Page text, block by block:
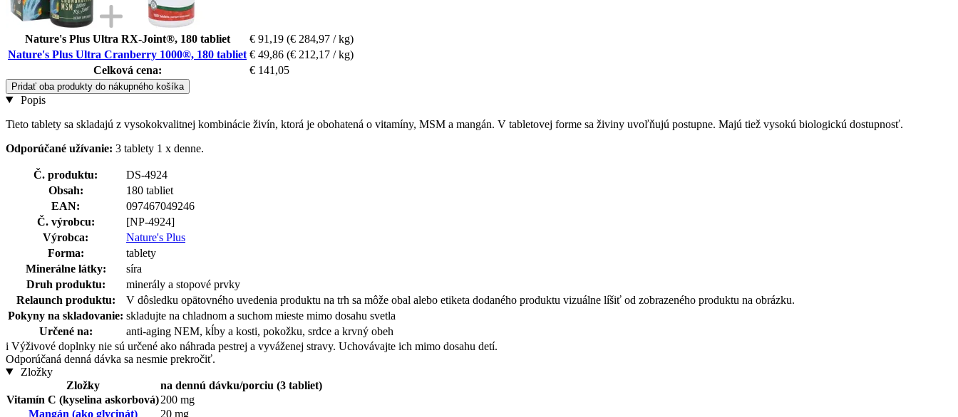
Nature's Plus Ultra RX-Joint®, 180 tabliet € 91,19 (€ 284,97 / kg)
Nature's Plus Ultra Cranberry 1000®, 180 tabliet € 49,86 (€ 212,17 / kg)
Celková cena:
€ 141,05
Pridať oba produkty do nákupného košíka
Popis
Tieto tablety sa skladajú z vysokokvalitnej kombinácie živín, ktorá je obohatená o vitamíny, MSM a mangán. V tabletovej forme sa živiny uvoľňujú postupne. Majú tiež vysokú biologickú dostupnosť.
Odporúčané užívanie: 3 tablety 1 x denne.
Č. produktu:
DS-4924
Obsah:
180 tabliet
EAN:
097467049246
Č. výrobcu:
[NP-4924]
Výrobca:
Nature's Plus
Forma:
tablety
Minerálne látky:
síra
Druh produktu:
minerály a stopové prvky
Relaunch produktu:
V dôsledku opätovného uvedenia produktu na trh sa môže obal alebo etiketa dodaného produktu vizuálne líšiť od zobrazeného produktu na obrázku.
Pokyny na skladovanie: skladujte na chladnom a suchom mieste mimo dosahu svetla
Určené na:
anti-aging NEM, kĺby a kosti, pokožku, srdce a krvný obeh
i Výživové doplnky nie sú určené ako náhrada pestrej a vyváženej stravy. Uchovávajte ich mimo dosahu detí.
Odporúčaná denná dávka sa nesmie prekročiť.
Zložky
Zložky
na dennú dávku/porciu (3 tabliet)
Vitamín C (kyselina askorbová)200 mg
Mangán (ako glycinát)
20 mg